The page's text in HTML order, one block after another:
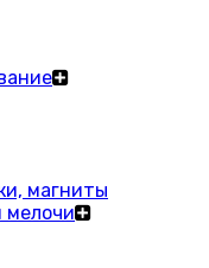
магниты